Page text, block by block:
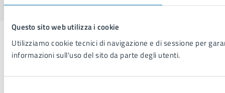
Questo sito web utilizza i cookie
Utilizziamo cookie tecnici di navigazione e di sessione per
informazioni sull'uso del sito da parte degli utenti.